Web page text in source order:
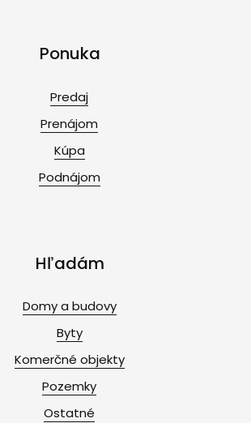
Ponuka
Predaj
Prenájom
Kúpa
Podnájom
Hľadám
Domy a budovy
Byty
Komerčné objekty
Pozemky
Ostatné